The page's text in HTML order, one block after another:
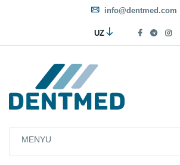
info@dentmed.com
UZ
MENYU